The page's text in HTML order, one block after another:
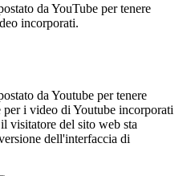
da YouTube per tenere
incorporati.
da Youtube per tenere
per i video di Youtube incorporati
visitatore del sito web sta
dell'interfaccia di